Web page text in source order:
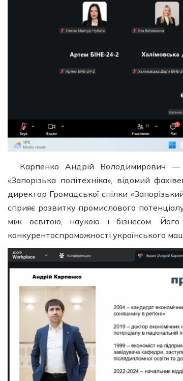
Карпенко Андрій Володимирович —
«Запорізька політехніка», відомий
директор Громадської спілки
сприяє розвитку промислового
між освітою, наукою і бізнесом.
конкурентоспроможності українського